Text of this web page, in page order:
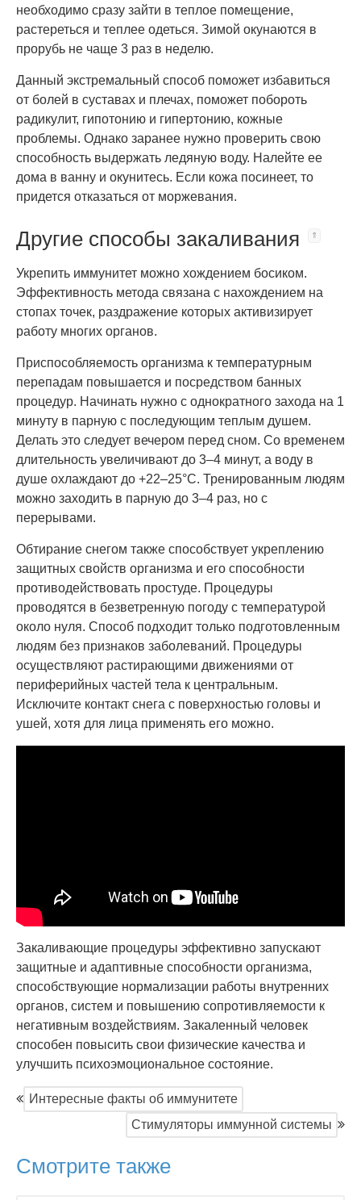
необходимо сразу зайти в теплое помещение,
растереться и теплее одеться. Зимой окунаются в
прорубь не чаще 3 раз в неделю.
Данный экстремальный способ поможет избавиться
от болей в суставах и плечах, поможет побороть
радикулит, гипотонию и гипертонию, кожные
проблемы. Однако заранее нужно проверить свою
способность выдержать ледяную воду. Налейте ее
дома в ванну и окунитесь. Если кожа посинеет, то
придется отказаться от моржевания.
Другие способы закаливания
Укрепить иммунитет можно хождением босиком.
Эффективность метода связана с нахождением на
стопах точек, раздражение которых активизирует
работу многих органов.
Приспособляемость организма к температурным
перепадам повышается и посредством банных
процедур. Начинать нужно с однократного захода на 1
минуту в парную с последующим теплым душем.
Делать это следует вечером перед сном. Со временем
длительность увеличивают до 3–4 минут, а воду в
душе охлаждают до +22–25°C. Тренированным людям
можно заходить в парную до 3–4 раз, но с
перерывами.
Обтирание снегом также способствует укреплению
защитных свойств организма и его способности
противодействовать простуде. Процедуры
проводятся в безветренную погоду с температурой
около нуля. Способ подходит только подготовленным
людям без признаков заболеваний. Процедуры
осуществляют растирающими движениями от
периферийных частей тела к центральным.
Исключите контакт снега с поверхностью головы и
ушей, хотя для лица применять его можно.
Закаливающие процедуры эффективно запускают
защитные и адаптивные способности организма,
способствующие нормализации работы внутренних
органов, систем и повышению сопротивляемости к
негативным воздействиям. Закаленный человек
способен повысить свои физические качества и
улучшить психоэмоциональное состояние.
Интересные факты об иммунитете
Стимуляторы иммунной системы
Смотрите также